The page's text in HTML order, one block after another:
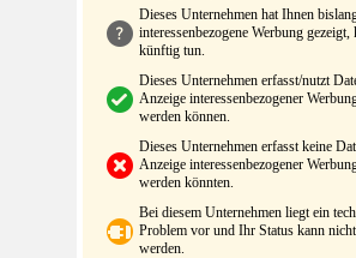
Dieses Unternehmen hat Ihnen
interessenbezogene Werbung gezeigt,
künftig tun.
Dieses Unternehmen erfasst/nutzt
Anzeige interessenbezogener
werden können.
Dieses Unternehmen erfasst keine
Anzeige interessenbezogener
werden könnten.
Bei diesem Unternehmen liegt ein
Problem vor und Ihr Status kann
werden.